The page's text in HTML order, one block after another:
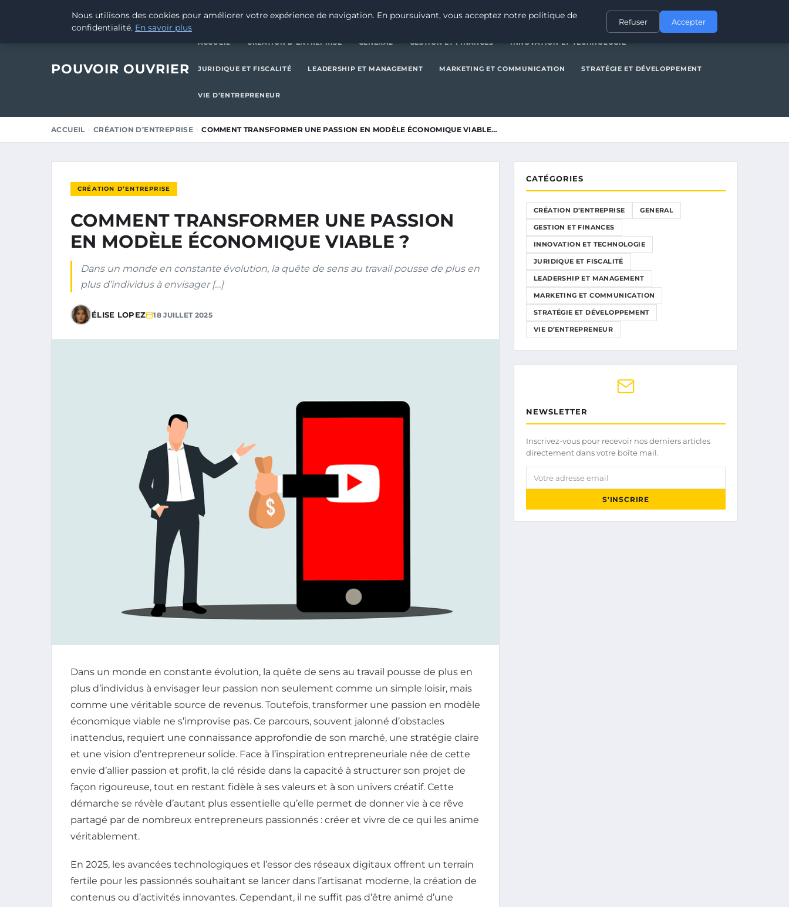
18 JUILLET 2025 GENERAL GESTION ET FINANCESINNOVATION ET TECHNOLOGIE
POUVOIR OUVRIER
ACCUEIL CRÉATION D’ENTREPRISE GENERAL GESTION ET FINANCES INNOVATION ET TECHNOLOGIE
JURIDIQUE ET FISCALITÉ LEADERSHIP ET MANAGEMENT MARKETING ET COMMUNICATION STRATÉGIE ET DÉVELOPPEMENT
VIE D’ENTREPRENEUR
ACCUEIL CRÉATION D’ENTREPRISE COMMENT TRANSFORMER UNE PASSION EN MODÈLE ÉCONOMIQUE VIABLE…
CRÉATION D’ENTREPRISE
COMMENT TRANSFORMER UNE PASSION
EN MODÈLE ÉCONOMIQUE VIABLE ?
Dans un monde en constante évolution, la quête de sens au travail pousse de plus en
plus d’individus à envisager […]
ÉLISE LOPEZ 18 JUILLET 2025
Dans un monde en constante évolution, la quête de sens au travail pousse de plus en
plus d’individus à envisager leur passion non seulement comme un simple loisir, mais
comme une véritable source de revenus. Toutefois, transformer une passion en modèle
économique viable ne s’improvise pas. Ce parcours, souvent jalonné d’obstacles
inattendus, requiert une connaissance approfondie de son marché, une stratégie claire
et une vision d’entrepreneur solide. Face à l’inspiration entrepreneuriale née de cette
envie d’allier passion et profit, la clé réside dans la capacité à structurer son projet de
façon rigoureuse, tout en restant fidèle à ses valeurs et à son univers créatif. Cette
démarche se révèle d’autant plus essentielle qu’elle permet de donner vie à ce rêve
partagé par de nombreux entrepreneurs passionnés : créer et vivre de ce qui les anime
véritablement.
En 2025, les avancées technologiques et l’essor des réseaux digitaux offrent un terrain
fertile pour les passionnés souhaitant se lancer dans l’artisanat moderne, la création de
contenus ou d’activités innovantes. Cependant, il ne suffit pas d’être animé d’une
CATÉGORIES
CRÉATION D’ENTREPRISE GENERAL
GESTION ET FINANCES
INNOVATION ET TECHNOLOGIE
JURIDIQUE ET FISCALITÉ
LEADERSHIP ET MANAGEMENT
MARKETING ET COMMUNICATION
STRATÉGIE ET DÉVELOPPEMENT
VIE D’ENTREPRENEUR
NEWSLETTER
Inscrivez-vous pour recevoir nos derniers articles
directement dans votre boîte mail.
Votre adresse email
S'INSCRIRE
Nous utilisons des cookies pour améliorer votre expérience de navigation. En poursuivant, vous acceptez notre politique de
confidentialité. En savoir plus
Refuser Accepter